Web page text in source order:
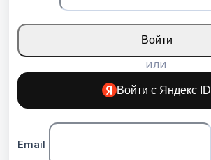
Войти
ИЛИ
Войти с Яндекс ID
Email